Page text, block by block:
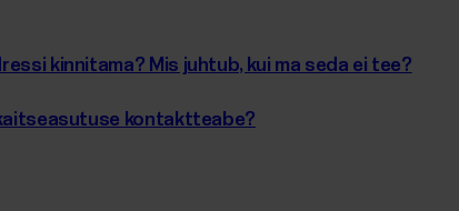
kinnitama? Mis juhtub, kui ma seda ei tee?
kontaktteabe?